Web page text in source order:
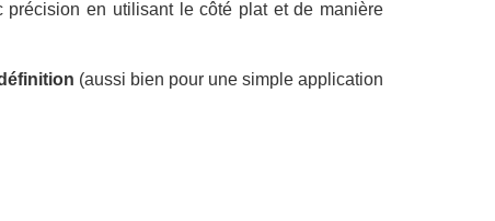
précision en utilisant le côté plat et de manière
(aussi bien pour une simple application